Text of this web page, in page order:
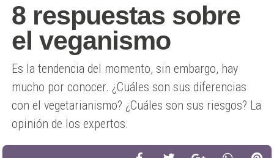
8 respuestas sobre
el veganismo
Es la tendencia del momento, sin embargo, hay
mucho por conocer. ¿Cuáles son sus diferencias
con el vegetarianismo? ¿Cuáles son sus riesgos? La
opinión de los expertos.